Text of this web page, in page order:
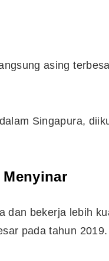
asing
Singapura,
Menyinar
dan bekerja lebih
pada tahun 2019.